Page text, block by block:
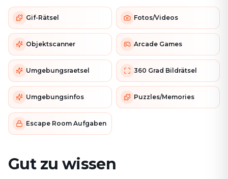
Gif-Rätsel Fotos/Videos
Objektscanner Arcade Games
Umgebungsraetsel 360 Grad Bildrätsel
Umgebungsinfos Puzzles/Memories
Escape Room Aufgaben
Gut zu wissen